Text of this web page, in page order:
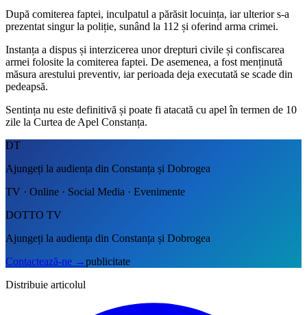
După comiterea faptei, inculpatul a părăsit locuința, iar ulterior s-a
prezentat singur la poliție, sunând la 112 și oferind arma crimei.
Instanța a dispus și interzicerea unor drepturi civile și confiscarea
armei folosite la comiterea faptei. De asemenea, a fost menținută
măsura arestului preventiv, iar perioada deja executată se scade din
pedeapsă.
Sentința nu este definitivă și poate fi atacată cu apel în termen de 10
zile la Curtea de Apel Constanța.
DT
Ajungeți la audiența din Constanța și Dobrogea
TV · Online · Social Media · Evenimente
DOTTO TV
Ajungeți la audiența din Constanța și Dobrogea
Contactează-ne →publicitate
Distribuie articolul